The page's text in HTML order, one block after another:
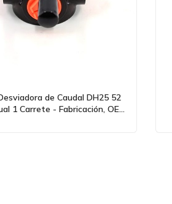
de Caudal DH25 52
1 Carrete - Fabricación, OEM